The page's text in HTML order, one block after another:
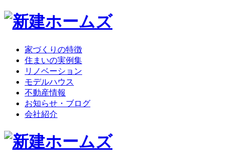
家づくりの特徴
住まいの実例集
リノベーション
モデルハウス
不動産情報
お知らせ・ブログ
会社紹介